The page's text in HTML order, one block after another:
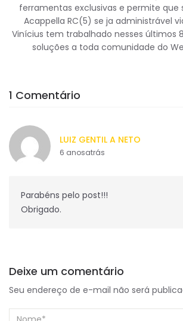
ferramentas exclusivas e permite que
Acappella RC(5) se ja administrável
Vinícius tem trabalhado nesses últimos
soluções a toda comunidade do
1 Comentário
LUIZ GENTIL A NETO
6 anosatrás
Parabéns pelo post!!!
Obrigado.
Deixe um comentário
Seu endereço de e-mail não será